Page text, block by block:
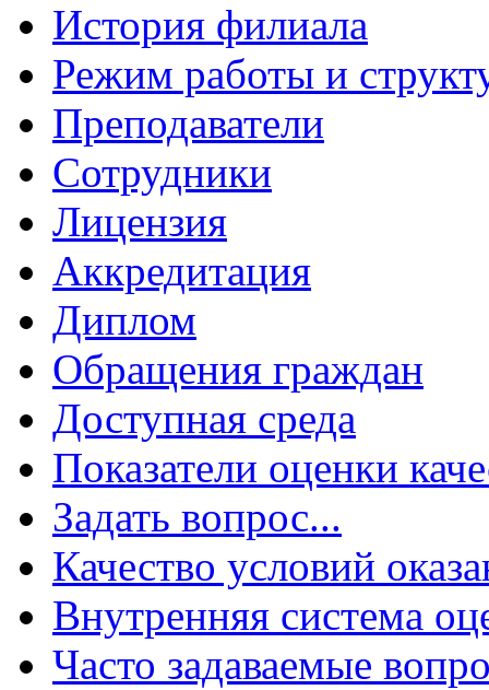
История филиала
Режим работы и
Преподаватели
Сотрудники
Лицензия
Аккредитация
Диплом
Обращения граждан
Доступная среда
Показатели оценки
Задать вопрос...
Качество условий
Внутренняя система
Часто задаваемые